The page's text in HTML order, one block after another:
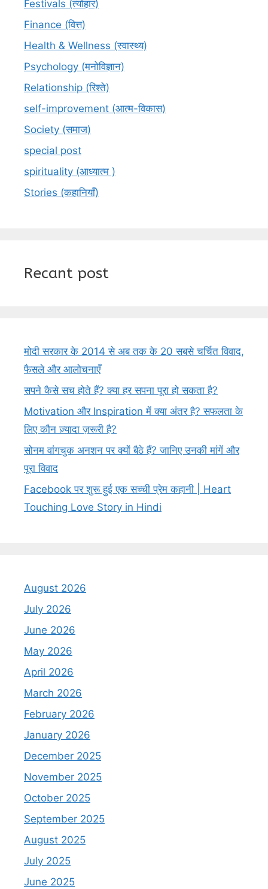
Festivals (त्योहार)
Finance (वित्त)
Health & Wellness (स्वास्थ्य)
Psychology (मनोविज्ञान)
Relationship (रिश्ते)
self-improvement (आत्म-विकास)
Society (समाज)
special post
spirituality (आध्यात्म )
Stories (कहानियाँ)
Recant post
मोदी सरकार के 2014 से अब तक के 20 सबसे चर्चित विवाद,
फैसले और आलोचनाएँ
सपने कैसे सच होते हैं? क्या हर सपना पूरा हो सकता है?
Motivation और Inspiration में क्या अंतर है? सफलता के
लिए कौन ज़्यादा ज़रूरी है?
सोनम वांगचुक अनशन पर क्यों बैठे हैं? जानिए उनकी मांगें और
पूरा विवाद
Facebook पर शुरू हुई एक सच्ची प्रेम कहानी | Heart
Touching Love Story in Hindi
August 2026
July 2026
June 2026
May 2026
April 2026
March 2026
February 2026
January 2026
December 2025
November 2025
October 2025
September 2025
August 2025
July 2025
June 2025